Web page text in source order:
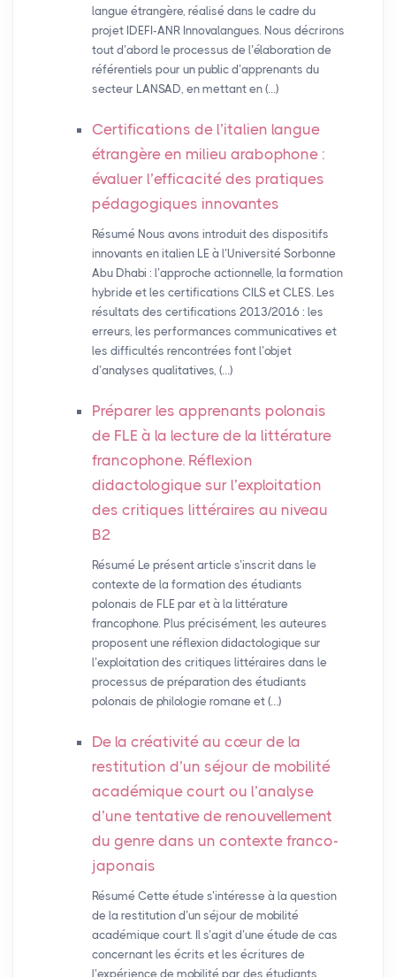
langue étrangère, réalisé dans le cadre du
projet IDEFI-ANR Innovalangues. Nous décrirons
tout d’abord le processus de l’élaboration de
référentiels pour un public d’apprenants du
secteur LANSAD, en mettant en (…)
Certifications de l’italien langue
étrangère en milieu arabophone :
évaluer l’efficacité des pratiques
pédagogiques innovantes
Résumé Nous avons introduit des dispositifs
innovants en italien LE à l’Université Sorbonne
Abu Dhabi : l’approche actionnelle, la formation
hybride et les certifications CILS et CLES. Les
résultats des certifications 2013/2016 : les
erreurs, les performances communicatives et
les difficultés rencontrées font l’objet
d’analyses qualitatives, (…)
Préparer les apprenants polonais
de FLE à la lecture de la littérature
francophone. Réflexion
didactologique sur l’exploitation
des critiques littéraires au niveau
B2
Résumé Le présent article s’inscrit dans le
contexte de la formation des étudiants
polonais de FLE par et à la littérature
francophone. Plus précisément, les auteures
proposent une réflexion didactologique sur
l’exploitation des critiques littéraires dans le
processus de préparation des étudiants
polonais de philologie romane et (…)
De la créativité au cœur de la
restitution d’un séjour de mobilité
académique court ou l’analyse
d’une tentative de renouvellement
du genre dans un contexte franco-
japonais
Résumé Cette étude s’intéresse à la question
de la restitution d’un séjour de mobilité
académique court. Il s’agit d’une étude de cas
concernant les écrits et les écritures de
l’expérience de mobilité par des étudiants